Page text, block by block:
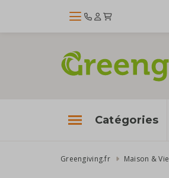
Catégories
Greengiving.fr Maison & Vie